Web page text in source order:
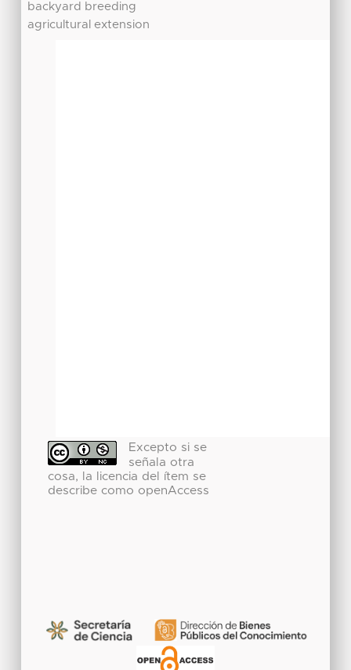
backyard breeding
agricultural extension
Excepto si se
señala otra
cosa, la licencia del ítem se
describe como openAccess